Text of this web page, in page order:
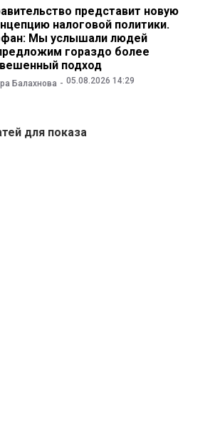
представит новую
налоговой политики.
Мы услышали людей
гораздо более
подход
Балахнова 05.08.2026 14:29
для показа